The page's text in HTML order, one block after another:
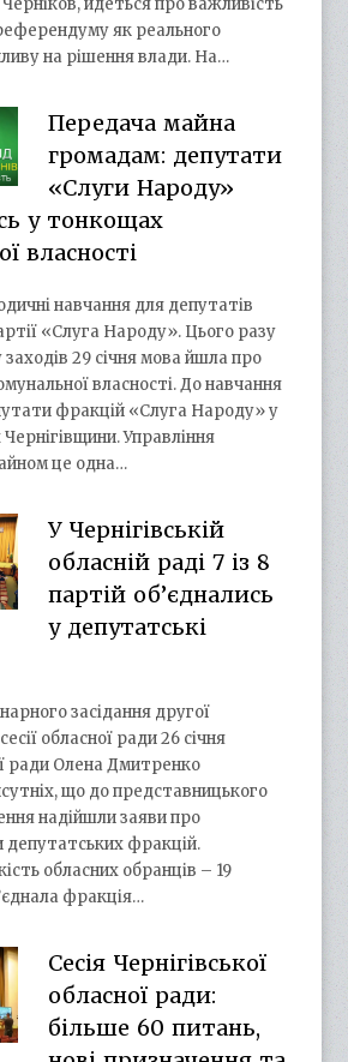
йдеться про важливість
як реального
на рішення влади. На…
Передача майна
громадам: депутати
«Слуги Народу»
у тонкощах
власності
навчання для депутатів
«Слуга Народу». Цього разу
29 січня мова йшла про
власності. До навчання
фракцій «Слуга Народу» у
Управління
це одна…
У Чернігівській
обласній раді 7 із 8
партій об’єднались
у депутатські
засідання другої
обласної ради 26 січня
ради Олена Дмитренко
що до представницького
надійшли заяви про
депутатських фракцій.
обласних обранців – 19
фракція…
Сесія Чернігівської
обласної ради:
більше 60 питань,